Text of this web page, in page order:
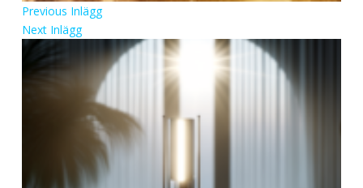
Previous Inlägg
Next Inlägg